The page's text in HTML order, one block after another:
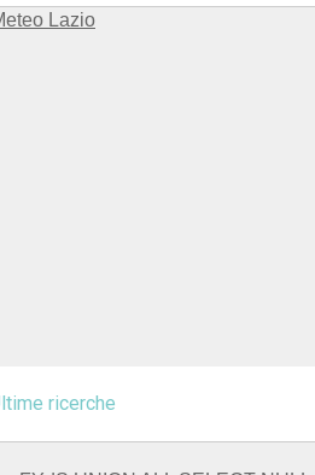
ricerche